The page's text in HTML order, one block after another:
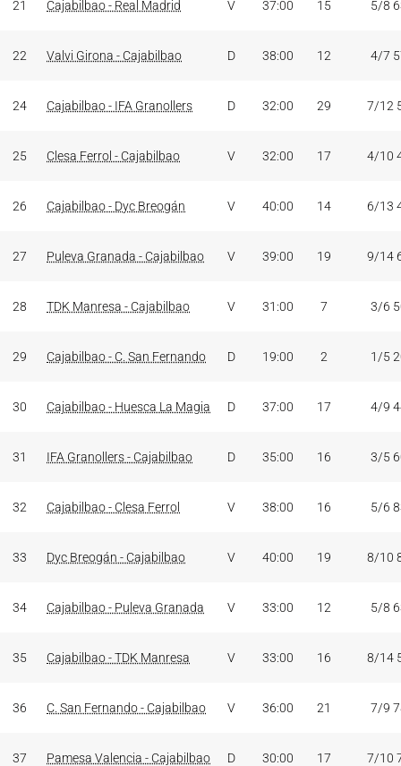
21 Cajabilbao - Real Madrid V 37:00 15 5/8
22 Valvi Girona - Cajabilbao D 38:00 12 4/7
24 Cajabilbao - IFA Granollers D 32:00 29 7/12
25 Clesa Ferrol - Cajabilbao V 32:00 17 4/10
26 Cajabilbao - Dyc Breogán V 40:00 14 6/13
27 Puleva Granada - Cajabilbao V 39:00 19 9/14
28 TDK Manresa - Cajabilbao V 31:00 7 3/6
29 Cajabilbao - C. San Fernando D 19:00 2 1/5
30 Cajabilbao - Huesca La Magia D 37:00 17 4/9
31 IFA Granollers - Cajabilbao D 35:00 16 3/5
32 Cajabilbao - Clesa Ferrol V 38:00 16 5/6
33 Dyc Breogán - Cajabilbao V 40:00 19 8/10
34 Cajabilbao - Puleva Granada V 33:00 12 5/8
35 Cajabilbao - TDK Manresa V 33:00 16 8/14
36 C. San Fernando - Cajabilbao V 36:00 21 7/9
37 Pamesa Valencia - Cajabilbao D 30:00 17 7/10